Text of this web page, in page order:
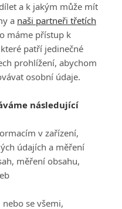
PŘIHLÁSIT
REGISTROVAT
mailserialy@fandimefilmu.cz
napište nám na e-mail
cookies |Pravidla webu
soukromí
a k jakým může mít
a naši partneři třetích
máme přístup k
patří jedinečné
prohlížení, abychom
osobní údaje.
následující
v zařízení,
údajích a měření
měření obsahu,
se všemi,